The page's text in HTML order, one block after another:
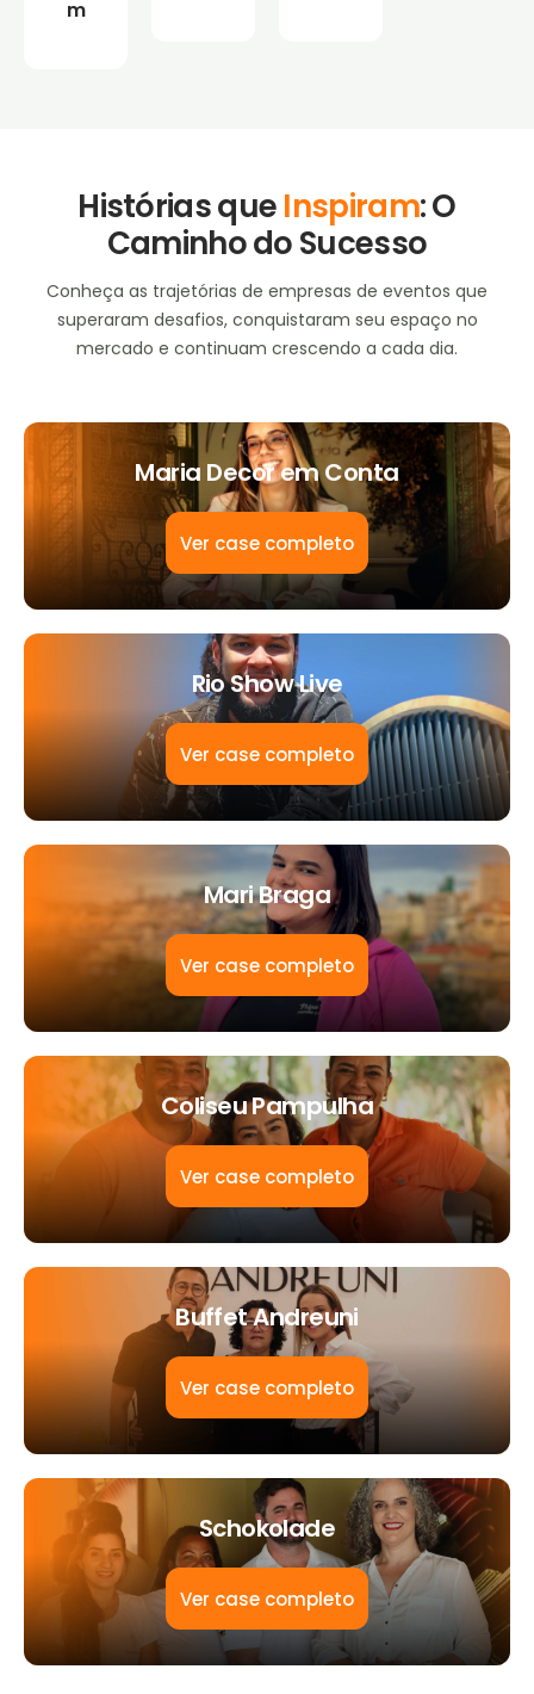
m
Histórias queInspiram: O
Caminho do Sucesso
Conheça as trajetórias de empresas de eventos que
superaram desafios, conquistaram seu espaço no
mercado e continuam crescendo a cada dia.
Maria Decor em Conta
Ver case completo
Rio Show Live
Ver case completo
Mari Braga
Ver case completo
Coliseu Pampulha
Ver case completo
Buffet Andreuni
Ver case completo
Schokolade
Ver case completo